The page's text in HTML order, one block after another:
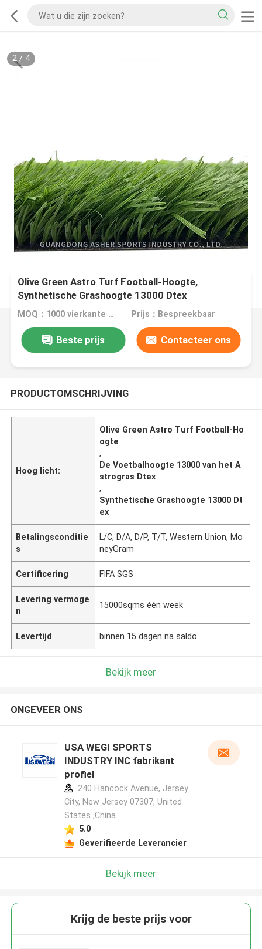
2/ 4
Olive Green Astro Turf Football-Hoogte,
Synthetische Grashoogte 13000 Dtex
MOQ：1000 vierkante meter Prijs：Bespreekbaar
Beste prijs Contacteer ons
PRODUCTOMSCHRIJVING
Hoog licht:
Olive Green Astro Turf Football-Ho
ogte
,
De Voetbalhoogte 13000 van het A
strogras Dtex
,
Synthetische Grashoogte 13000 Dt
ex
Betalingsconditie
s
L/C, D/A, D/P, T/T, Western Union, Mo
neyGram
Certificering FIFA SGS
Levering vermoge
n
15000sqms één week
Levertijd binnen 15 dagen na saldo
Bekijk meer
ONGEVEER ONS
USA WEGI SPORTS
INDUSTRY INC fabrikant
profiel
240 Hancock Avenue, Jersey
City, New Jersey 07307, United
States ,China
5.0
Geverifieerde Leverancier
Bekijk meer
Krijg de beste prijs voor